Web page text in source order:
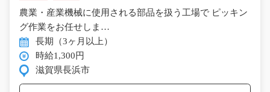
農業・産業機械に使用される部品を扱う工場で ピッキン
グ作業をお任せしま…
長期（3ヶ月以上）
時給1,300円
滋賀県長浜市